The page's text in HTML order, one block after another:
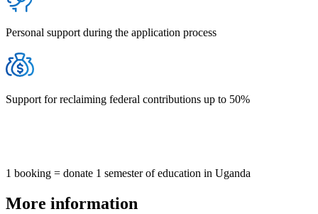
Personal support during the application process
Support for reclaiming federal contributions up to 50%
1 booking = donate 1 semester of education in Uganda
More information